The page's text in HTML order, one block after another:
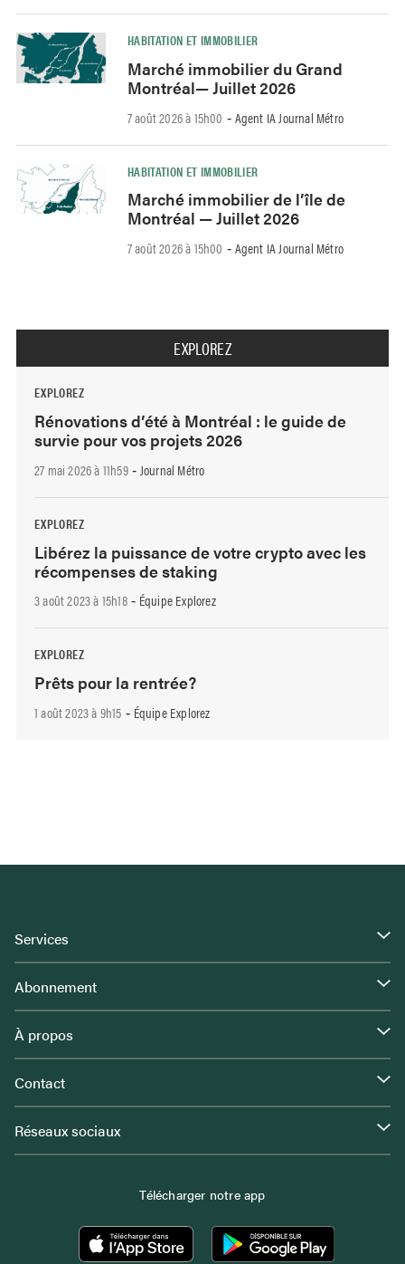
HABITATION ET IMMOBILIER
Marché immobilier du Grand
Montréal— Juillet 2026
7 août 2026 à 15h00 - Agent IA Journal Métro
HABITATION ET IMMOBILIER
Marché immobilier de l’île de
Montréal — Juillet 2026
7 août 2026 à 15h00 - Agent IA Journal Métro
EXPLOREZ
EXPLOREZ
Rénovations d’été à Montréal : le guide de
survie pour vos projets 2026
27 mai 2026 à 11h59- Journal Métro
EXPLOREZ
Libérez la puissance de votre crypto avec les
récompenses de staking
3 août 2023 à 15h18- Équipe Explorez
EXPLOREZ
Prêts pour la rentrée?
1 août 2023 à 9h15 - Équipe Explorez
Services
Abonnement
À propos
Contact
Réseaux sociaux
Télécharger notre app